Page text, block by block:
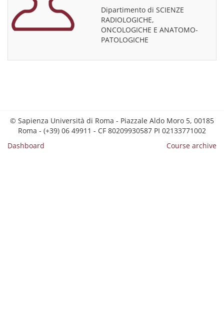
Dipartimento di SCIENZE
RADIOLOGICHE,
ONCOLOGICHE E ANATOMO-
PATOLOGICHE
© Sapienza Università di Roma - Piazzale Aldo Moro 5, 00185
Roma - (+39) 06 49911 - CF 80209930587 PI 02133771002
Dashboard
Course archive